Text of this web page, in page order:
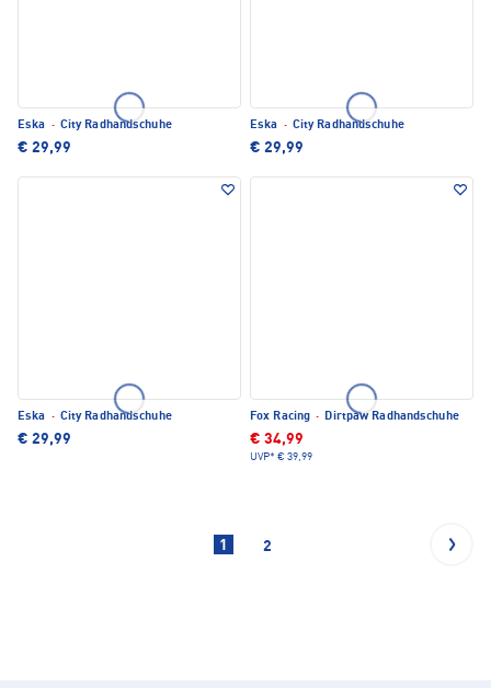
Eska · City Radhandschuhe
€ 29,99
Eska · City Radhandschuhe
€ 29,99
Eska · City Radhandschuhe
€ 29,99
Fox Racing · Dirtpaw Radhandschuhe
€ 34,99
UVP* € 39,99
1 2